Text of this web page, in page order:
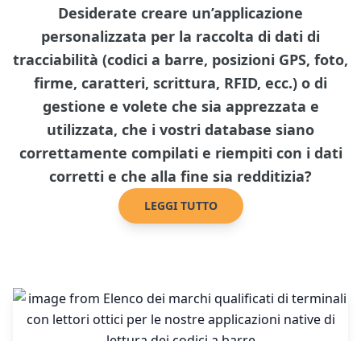
Desiderate creare un’applicazione
personalizzata per la raccolta di dati di
tracciabilità (codici a barre, posizioni GPS, foto,
firme, caratteri, scrittura, RFID, ecc.) o di
gestione e volete che sia apprezzata e
utilizzata, che i vostri database siano
correttamente compilati e riempiti con i dati
corretti e che alla fine sia redditizia?
LEGGI TUTTO